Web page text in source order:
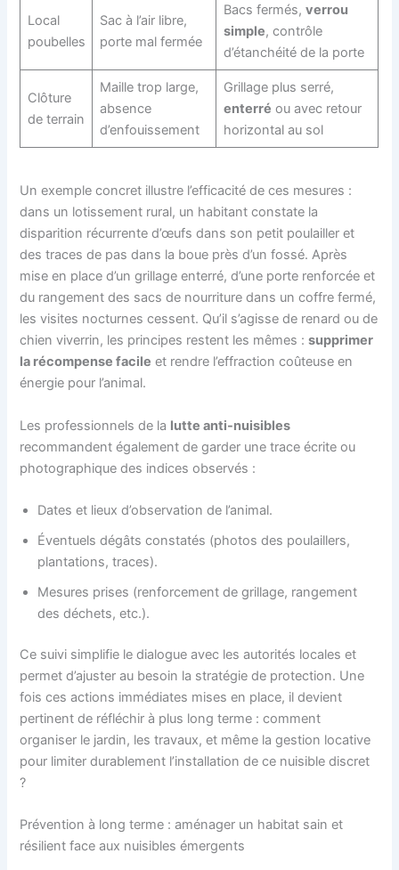
Local
poubelles
Sac à l’air libre,
porte mal fermée
Bacs fermés, verrou
simple, contrôle
d’étanchéité de la porte
Clôture
de terrain
Maille trop large,
absence
d’enfouissement
Grillage plus serré,
enterré ou avec retour
horizontal au sol
Un exemple concret illustre l’efficacité de ces mesures :
dans un lotissement rural, un habitant constate la
disparition récurrente d’œufs dans son petit poulailler et
des traces de pas dans la boue près d’un fossé. Après
mise en place d’un grillage enterré, d’une porte renforcée et
du rangement des sacs de nourriture dans un coffre fermé,
les visites nocturnes cessent. Qu’il s’agisse de renard ou de
chien viverrin, les principes restent les mêmes :supprimer
la récompense facile et rendre l’effraction coûteuse en
énergie pour l’animal.
Les professionnels de la lutte anti-nuisibles
recommandent également de garder une trace écrite ou
photographique des indices observés :
Dates et lieux d’observation de l’animal.
Éventuels dégâts constatés (photos des poulaillers,
plantations, traces).
Mesures prises (renforcement de grillage, rangement
des déchets, etc.).
Ce suivi simplifie le dialogue avec les autorités locales et
permet d’ajuster au besoin la stratégie de protection. Une
fois ces actions immédiates mises en place, il devient
pertinent de réfléchir à plus long terme : comment
organiser le jardin, les travaux, et même la gestion locative
pour limiter durablement l’installation de ce nuisible discret
?
Prévention à long terme : aménager un habitat sain et
résilient face aux nuisibles émergents